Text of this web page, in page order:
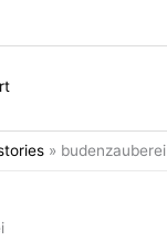
» budenzauberei